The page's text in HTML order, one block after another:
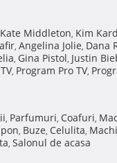
Kate Middleton, Kim
, Angelina Jolie, Dana
, Gina Pistol, Justin
, Program Pro TV,
, Parfumuri, Coafuri,
, Buze, Celulita,
, Salonul de acasa